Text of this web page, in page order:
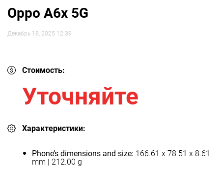
Oppo A6x 5G
Декабрь 18, 2025 12:39
Стоимость:
Уточняйте
Характеристики:
Phone’s dimensions and size: 166.61 x 78.51 x 8.61
mm | 212.00 g